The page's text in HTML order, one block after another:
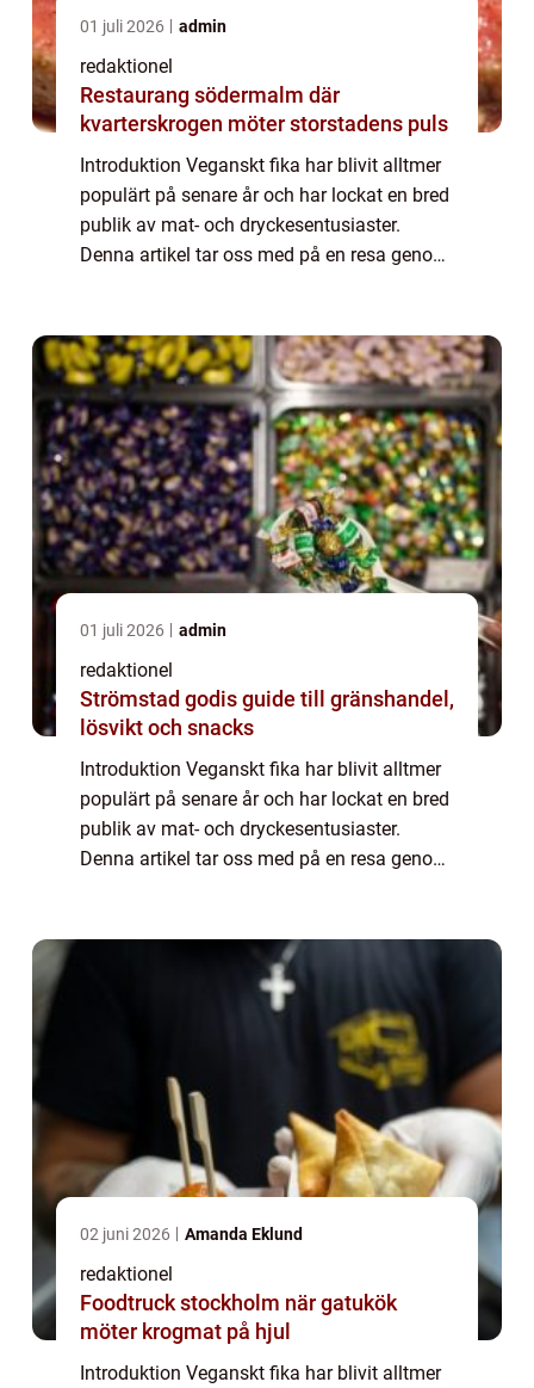
01 juli 2026 admin
redaktionel
Restaurang södermalm där
kvarterskrogen möter storstadens puls
Introduktion Veganskt fika har blivit alltmer
populärt på senare år och har lockat en bred
publik av mat- och dryckesentusiaster.
Denna artikel tar oss med på en resa genom
01 juli 2026 admin
redaktionel
Strömstad godis guide till gränshandel,
lösvikt och snacks
Introduktion Veganskt fika har blivit alltmer
populärt på senare år och har lockat en bred
publik av mat- och dryckesentusiaster.
Denna artikel tar oss med på en resa genom
02 juni 2026 Amanda Eklund
redaktionel
Foodtruck stockholm när gatukök
möter krogmat på hjul
Introduktion Veganskt fika har blivit alltmer